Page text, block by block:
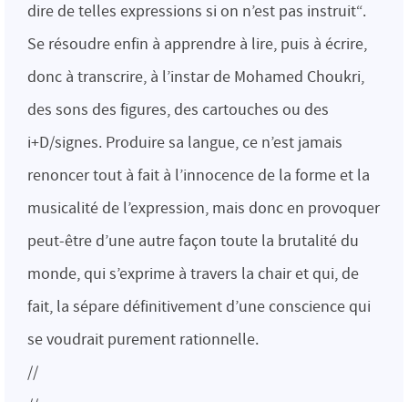
dire de telles expressions si on n’est pas instruit“.
Se résoudre enfin à apprendre à lire, puis à écrire,
donc à transcrire, à l’instar de Mohamed Choukri,
des sons des figures, des cartouches ou des
i+D/signes. Produire sa langue, ce n’est jamais
renoncer tout à fait à l’innocence de la forme et la
musicalité de l’expression, mais donc en provoquer
peut-être d’une autre façon toute la brutalité du
monde, qui s’exprime à travers la chair et qui, de
fait, la sépare définitivement d’une conscience qui
se voudrait purement rationnelle.
//